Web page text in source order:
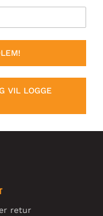
VIL LOGGE
retur